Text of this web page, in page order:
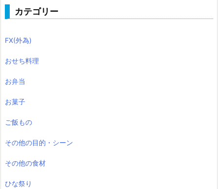
カテゴリー
FX(外為)
おせち料理
お弁当
お菓子
ご飯もの
その他の目的・シーン
その他の食材
ひな祭り